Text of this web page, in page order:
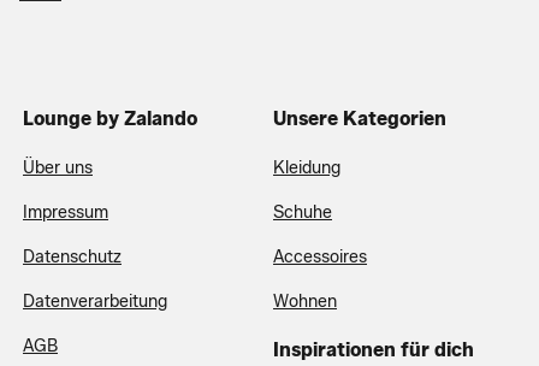
Lounge by Zalando
Über uns
Impressum
Datenschutz
Datenverarbeitung
AGB
Unsere Kategorien
Kleidung
Schuhe
Accessoires
Wohnen
Inspirationen für dich